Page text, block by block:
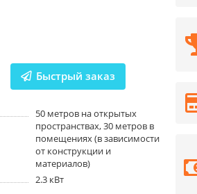
Быстрый заказ
50 метров на открытых
пространствах, 30 метров в
помещениях (в зависимости
от конструкции и
материалов)
2.3 кВт